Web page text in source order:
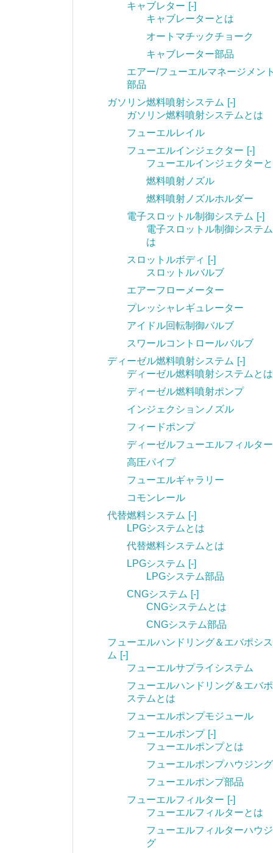
キャブレター [-]
キャブレーターとは
オートマチックチョーク
キャブレーター部品
エアー/フューエルマネージメント
部品
ガソリン燃料噴射システム [-]
ガソリン燃料噴射システムとは
フューエルレイル
フューエルインジェクター [-]
フューエルインジェクター
燃料噴射ノズル
燃料噴射ノズルホルダー
電子スロットル制御システム [-]
電子スロットル制御システ
は
スロットルボディ [-]
スロットルバルブ
エアーフローメーター
プレッシャレギュレーター
アイドル回転制御バルブ
スワールコントロールバルブ
ディーゼル燃料噴射システム [-]
ディーゼル燃料噴射システムとは
ディーゼル燃料噴射ポンプ
インジェクションノズル
フィードポンプ
ディーゼルフューエルフィルター
高圧パイプ
フューエルギャラリー
コモンレール
代替燃料システム [-]
LPGシステムとは
代替燃料システムとは
LPGシステム [-]
LPGシステム部品
CNGシステム [-]
CNGシステムとは
CNGシステム部品
フューエルハンドリング＆エバポシ
ム [-]
フューエルサプライシステム
フューエルハンドリング＆エバ
ステムとは
フューエルポンプモジュール
フューエルポンプ [-]
フューエルポンプとは
フューエルポンプハウジング
フューエルポンプ部品
フューエルフィルター [-]
フューエルフィルターとは
フューエルフィルターハウ
グ